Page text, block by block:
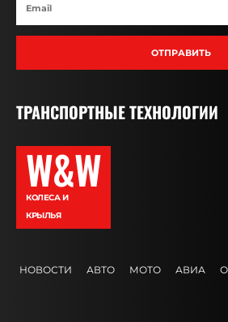
ОТПРАВИТЬ
ТРАНСПОРТНЫЕ ТЕХНОЛОГИИ
W&W
КОЛЕСА И
КРЫЛЬЯ
НОВОСТИ АВТО МОТО АВИА